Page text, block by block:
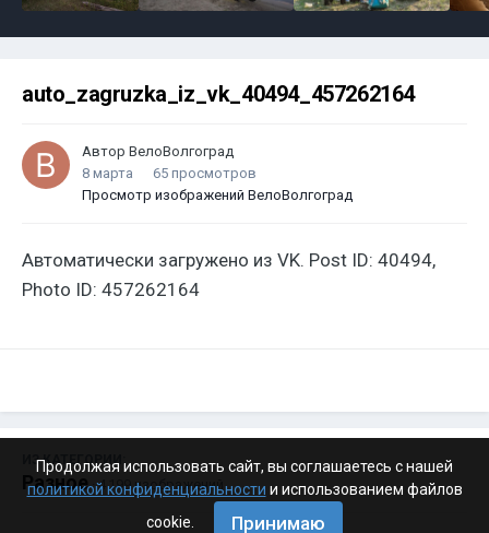
auto_zagruzka_iz_vk_40494_457262164
Автор ВелоВолгоград
8 марта
65 просмотров
Просмотр изображений ВелоВолгоград
Автоматически загружено из VK. Post ID: 40494,
Photo ID: 457262164
ИЗ КАТЕГОРИИ:
Разное · 4 199 изображений
Продолжая использовать сайт, вы соглашаетесь с нашей
политикой конфиденциальности и использованием файлов
cookie.
Принимаю